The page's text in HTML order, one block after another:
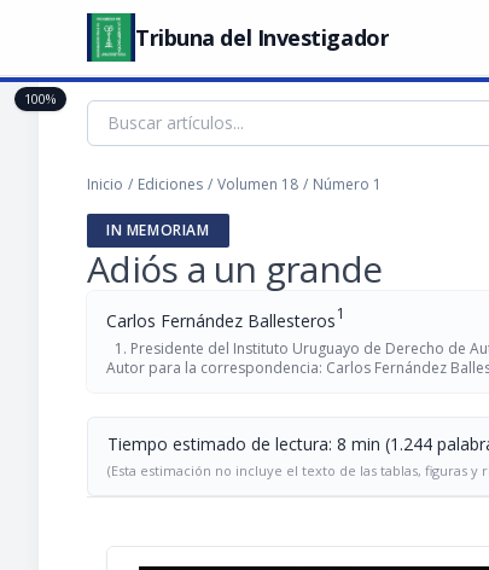
Tribuna del Investigador
Inicio / Ediciones / Volumen 18 / Número 1
IN MEMORIAM
Adiós a un grande
Carlos Fernández Ballesteros1
Presidente del Instituto Uruguayo de Derecho de
Autor para la correspondencia: Carlos Fernández
Tiempo estimado de lectura: 8 min (1.244
(Esta estimación no incluye el texto de las tablas, figuras y
100%